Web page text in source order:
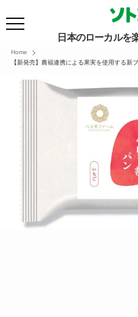
日本のローカルを
Home
【新発売】農福連携による果実を使用する新